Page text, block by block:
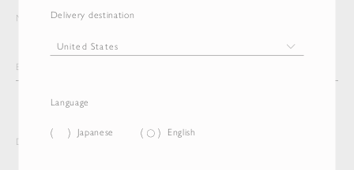
Delivery destination
Language
Japanese English
Newsletter
Delivery destination and Language